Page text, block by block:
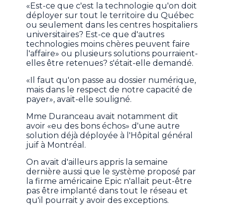
«Est-ce que c'est la technologie qu'on doit
déployer sur tout le territoire du Québec
ou seulement dans les centres hospitaliers
universitaires? Est-ce que d'autres
technologies moins chères peuvent faire
l'affaire» ou plusieurs solutions pourraient-
elles être retenues? s'était-elle demandé.
«Il faut qu'on passe au dossier numérique,
mais dans le respect de notre capacité de
payer», avait-elle souligné.
Mme Duranceau avait notamment dit
avoir «eu des bons échos» d'une autre
solution déjà déployée à l'Hôpital général
juif à Montréal.
On avait d'ailleurs appris la semaine
dernière aussi que le système proposé par
la firme américaine Epic n'allait peut-être
pas être implanté dans tout le réseau et
qu'il pourrait y avoir des exceptions.